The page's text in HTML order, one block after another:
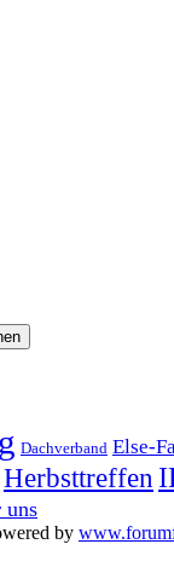
Dachverband Else-
Herbsttreffen
uns
by